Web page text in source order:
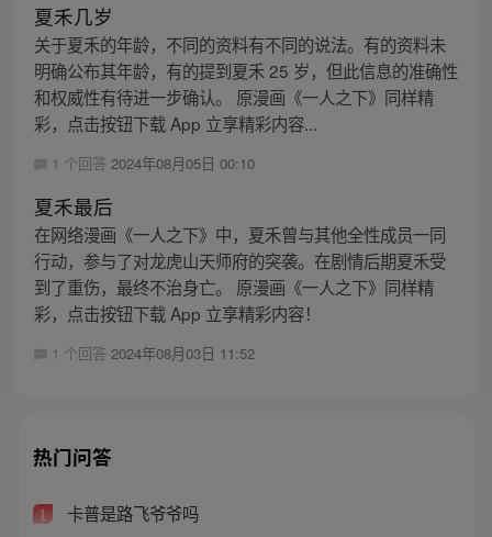
夏禾几岁
关于夏禾的年龄，不同的资料有不同的说法。有的资料未
明确公布其年龄，有的提到夏禾 25 岁，但此信息的准确性
和权威性有待进一步确认。 原漫画《一人之下》同样精
彩，点击按钮下载 App 立享精彩内容...
1 个回答 2024年08月05日 00:10
夏禾最后
在网络漫画《一人之下》中，夏禾曾与其他全性成员一同
行动，参与了对龙虎山天师府的突袭。在剧情后期夏禾受
到了重伤，最终不治身亡。 原漫画《一人之下》同样精
彩，点击按钮下载 App 立享精彩内容！
1 个回答 2024年08月03日 11:52
热门问答
1 卡普是路飞爷爷吗